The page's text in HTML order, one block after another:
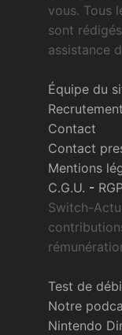
vous. Tous
sont
assistance
Équipe du
Recrutement
Contact
Contact
Mentions
C.G.U. -
Switch-
Test de
Notre
Nintendo